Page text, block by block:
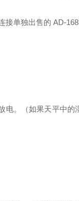
单独出售的 AD-
电。 （如果天平中的